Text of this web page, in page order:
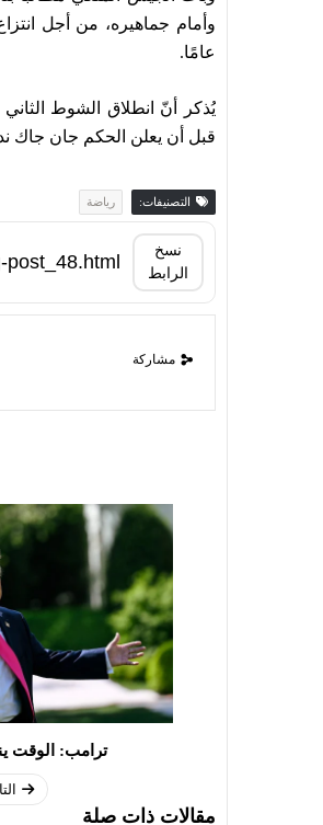
عامًا.
قبل أن يعلن الحكم جان جاك ندالا
التصنيفات: رياضة
نسخ
الرابط
مشاركة
ترامب: الوقت
مقالات ذات صلة